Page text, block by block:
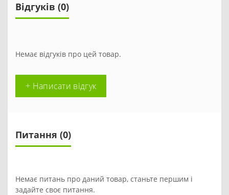
Відгуків (0)
Немає відгуків про цей товар.
+ Написати відгук
Питання (0)
Немає питань про даний товар, станьте першим і
задайте своє питання.